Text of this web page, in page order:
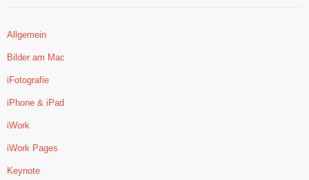
Allgemein
Bilder am Mac
iFotografie
iPhone & iPad
iWork
iWork Pages
Keynote